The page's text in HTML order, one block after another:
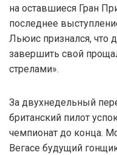
на оставшиеся Гран
последнее
Льюис признался, что
завершить свой
стрелами».
За двухнедельный
британский пилот
чемпионат до конца.
Вегасе будущий